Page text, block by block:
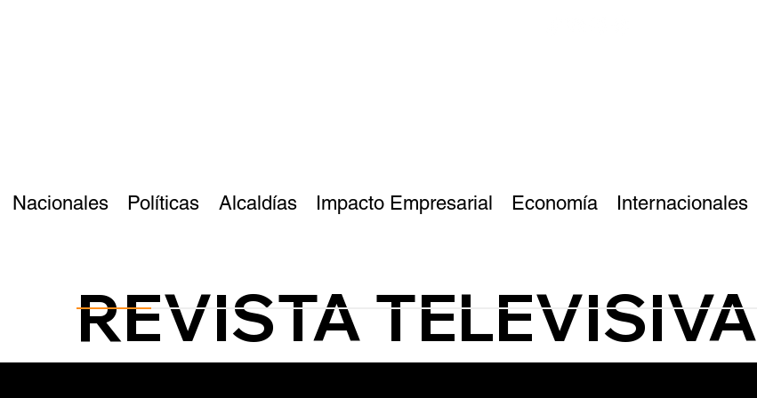
Nacionales Políticas Alcaldías Impacto Empresarial Economía Internacionales
REVISTA TELEVISIVA